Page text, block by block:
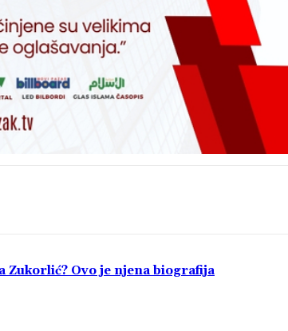
Zukorlić? Ovo je njena biografija